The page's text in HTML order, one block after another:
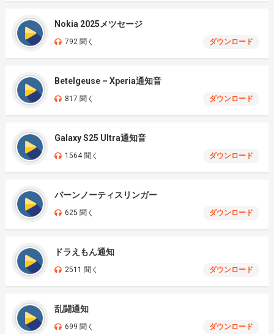
Nokia 2025メツセージ
792 聞く ダウンロード
Betelgeuse – Xperia通知音
817 聞く ダウンロード
Galaxy S25 Ultra通知音
1564 聞く ダウンロード
バーンノーティスリンガー
625 聞く ダウンロード
ドラえもん通知
2511 聞く ダウンロード
乱闘通知
699 聞く ダウンロード